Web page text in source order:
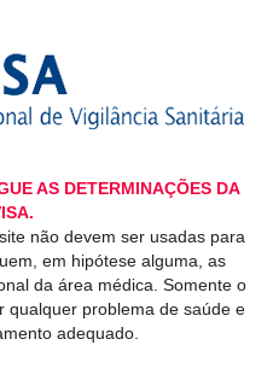
AS DETERMINAÇÕES DA
não devem ser usadas para
em hipótese alguma, as
da área médica. Somente o
qualquer problema de saúde e
adequado.